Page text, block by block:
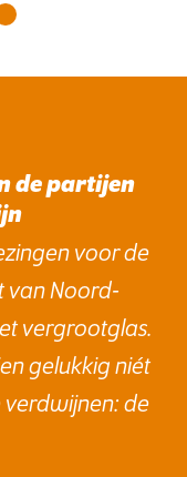
de partijen
voor de
van Noord-
vergrootglas.
gelukkig niét
de